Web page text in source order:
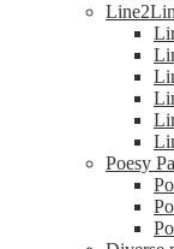
Poesy